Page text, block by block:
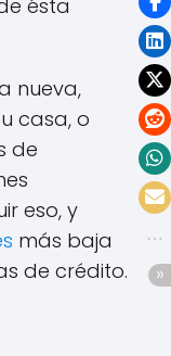
ésta
nueva,
casa, o
de
eso, y
más baja
de crédito.